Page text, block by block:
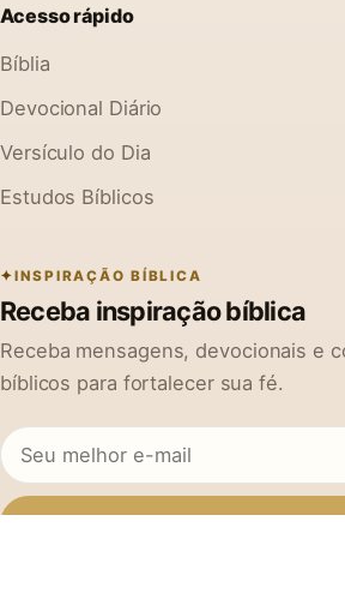
Acesso rápido
Bíblia
Devocional Diário
Versículo do Dia
Estudos Bíblicos
INSPIRAÇÃO BÍBLICA
Receba inspiração bíblica
Receba mensagens, devocionais e
bíblicos para fortalecer sua fé.